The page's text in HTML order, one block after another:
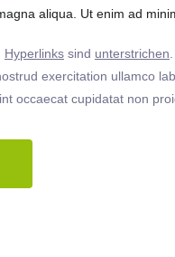
aliqua. Ut enim ad
Hyperlinks sind unterstrichen
exercitation ullamco
occaecat cupidatat non